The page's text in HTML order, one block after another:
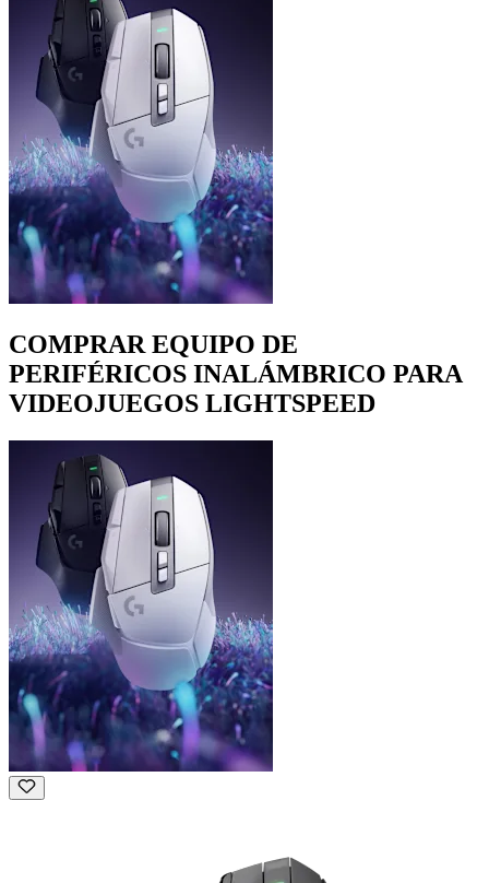
COMPRAR EQUIPO DE
PERIFÉRICOS INALÁMBRICO PARA
VIDEOJUEGOS LIGHTSPEED